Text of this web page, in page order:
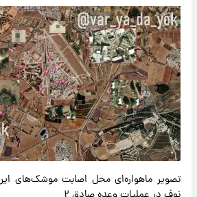
تصویر ماهواره‌ای محل اصابت موشک‌های